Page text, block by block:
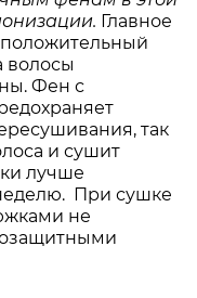
. Главное
волосы
Фен с
так
и сушит
лучше
При сушке
не